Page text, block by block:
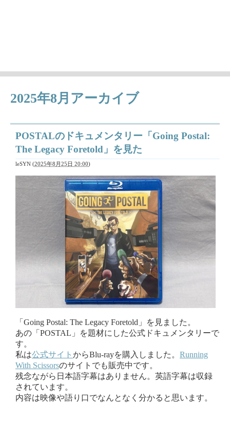
2025年8月アーカイブ
POSTALのドキュメンタリー「Going Postal:
The Legacy Foretold」を見た
leSYN (2025年8月25日 20:00)
「Going Postal: The Legacy Foretold」を見ました。
あの「POSTAL」を題材にした公式ドキュメンタリーで
す。
私は公式サイト からBlu-rayを購入しました。 Running
With Scissorsのサイトでも販売中です。
残念ながら日本語字幕はありません。英語字幕は収録
されています。
内容は映像や語り口でなんとなく分かると思います。